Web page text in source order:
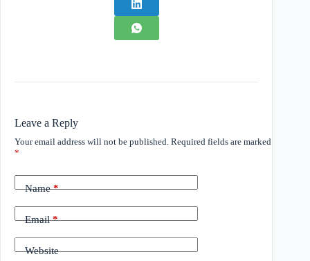
Leave a Reply
Your email address will not be published. Required fields are marked
*
Name*
Email*
Website